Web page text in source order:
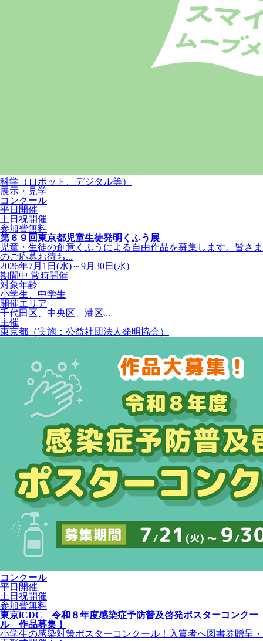
科学（ロボット、デジタル等）
展示・見学
コンクール
平日開催
土日祝開催
参加費無料
第６９回東京都児童生徒発明くふう展
児童・生徒の創意くふうによる自由作品を募集します。皆さま
のご応募お待ち...
2026年7月1日(水)～9月30日(水)
期間中 常時開催
対象年齢
小学生、中学生
開催エリア
千代田区、中央区、港区...
主催
東京都（実施：公益社団法人発明協会）
コンクール
平日開催
土日祝開催
参加費無料
東京iCDC 令和８年度感染症予防普及啓発ポスターコンクー
ル 作品募集！
小学生の感染対策ポスターコンクール！入賞者へ図書券贈呈・